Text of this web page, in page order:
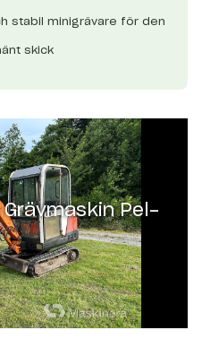
stabil minigrävare för den
skick
Grävmaskin Pel-